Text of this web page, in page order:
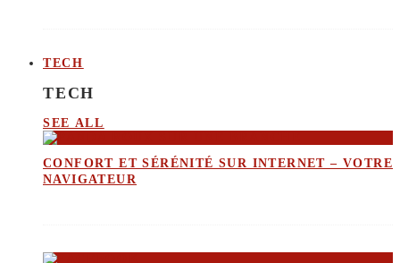
TECH
TECH
SEE ALL
CONFORT ET SÉRÉNITÉ SUR INTERNET – VOTRE
NAVIGATEUR